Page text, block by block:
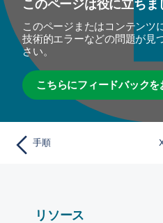
このページは役に立ちま
このページまたはコンテンツ
技術的エラーなどの問題が見
さい。
こちらにフィードバック
手順
リソース